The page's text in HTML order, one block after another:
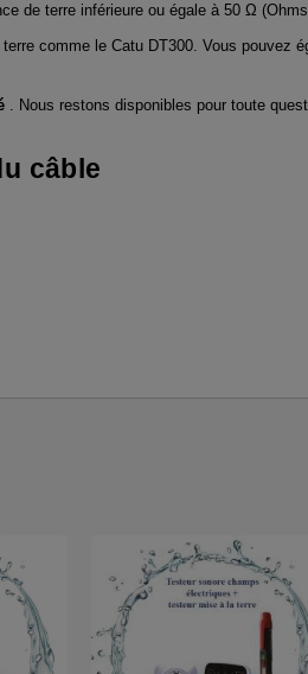
de terre inférieure ou égale à 50 Ω
comme le Catu DT300. Vous pouvez
. Nous restons disponibles pour toute
câble